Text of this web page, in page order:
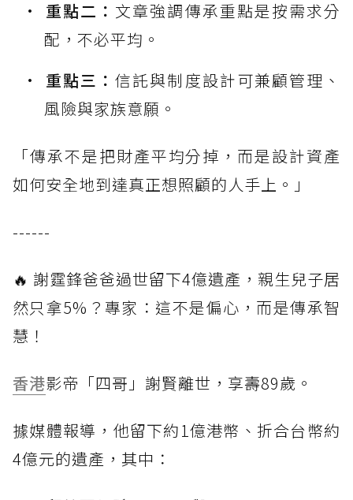
重點二： 文章強調傳承重點是按需求分
配，不必平均。
重點三：信託與制度設計可兼顧管理、
風險與家族意願。
「傳承不是把財產平均分掉，而是設計資產
如何安全地到達真正想照顧的人手上。」
------
🔥 謝霆鋒爸爸過世留下4億遺產，親生兒子居
然只拿5%？專家：這不是偏心，而是傳承智
慧！
香港影帝「四哥」謝賢離世，享壽89歲。
據媒體報導，他留下約1億港幣、折合台幣約
4億元的遺產，其中：